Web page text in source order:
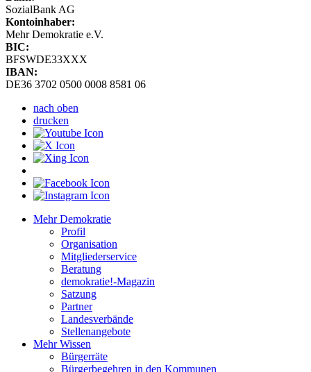
SozialBank AG
Kontoinhaber:
Mehr Demokratie e.V.
BIC:
BFSWDE33XXX
IBAN:
DE36 3702 0500 0008 8581 06
nach oben
drucken
Mehr Demokratie
Profil
Organisation
Mitgliederservice
Beratung
demokratie!-Magazin
Satzung
Partner
Landesverbände
Stellenangebote
Mehr Wissen
Bürgerräte
Bürgerbegehren in den Kommunen